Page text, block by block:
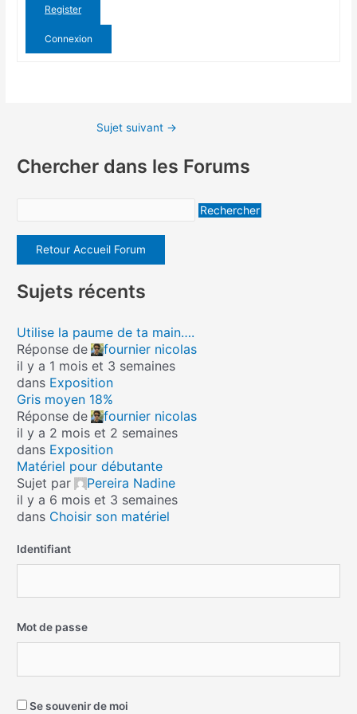
Register
Connexion
Sujet suivant →
Chercher dans les Forums
Retour Accueil Forum
Sujets récents
Utilise la paume de ta main….
Réponse de
fournier nicolas
il y a 1 mois et 3 semaines
dans Exposition
Gris moyen 18%
Réponse de
fournier nicolas
il y a 2 mois et 2 semaines
dans Exposition
Matériel pour débutante
Sujet par
Pereira Nadine
il y a 6 mois et 3 semaines
dans Choisir son matériel
Identifiant
Mot de passe
Se souvenir de moi